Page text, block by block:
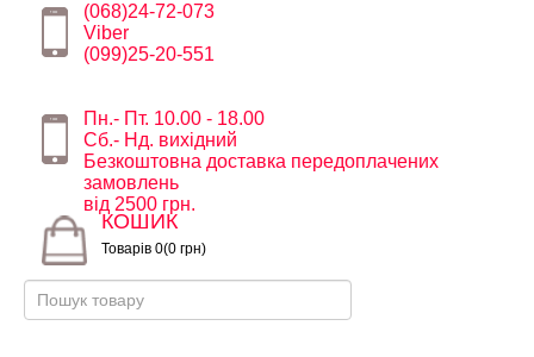
(068)24-72-073
Viber
(099)25-20-551
Пн.- Пт. 10.00 - 18.00
Сб.- Нд. вихідний
Безкоштовна доставка передоплачених
замовлень
від 2500 грн.
КОШИК
Товарів 0(0 грн)